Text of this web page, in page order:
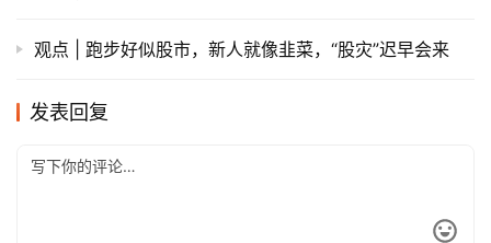
观点 | 跑步好似股市，新人就像韭菜，“股灾”迟早会来
发表回复